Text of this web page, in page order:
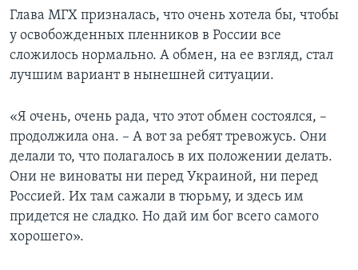
Глава МГХ призналась, что очень хотела бы, чтобы
у освобожденных пленников в России все
сложилось нормально. А обмен, на ее взгляд, стал
лучшим вариант в нынешней ситуации.
«Я очень, очень рада, что этот обмен состоялся, –
продолжила она. – А вот за ребят тревожусь. Они
делали то, что полагалось в их положении делать.
Они не виноваты ни перед Украиной, ни перед
Россией. Их там сажали в тюрьму, и здесь им
придется не сладко. Но дай им бог всего самого
хорошего».